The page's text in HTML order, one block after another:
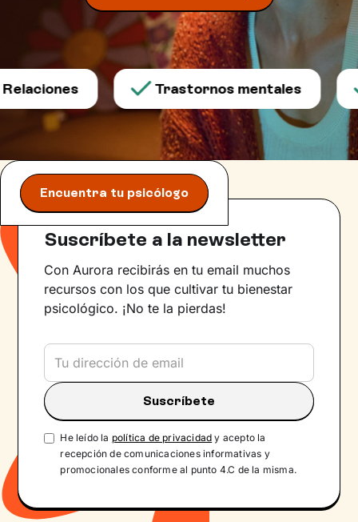
Trastornos mentales
Encuentra tu psicólogo
Suscríbete a la newsletter
Con Aurora recibirás en tu email muchos
recursos con los que cultivar tu bienestar
psicológico. ¡No te la pierdas!
He leído la política de privacidad y acepto la
recepción de comunicaciones informativas y
promocionales conforme al punto 4.C de la misma.